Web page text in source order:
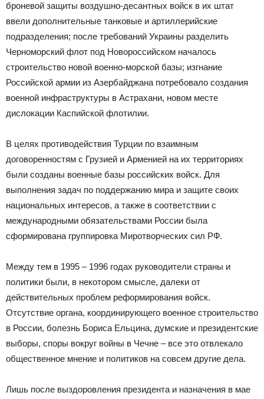
броневой защиты воздушно-десантных войск в их штат
ввели дополнительные танковые и артиллерийские
подразделения; после требований Украины разделить
Черноморский флот под Новороссийском началось
строительство новой военно-морской базы; изгнание
Российской армии из Азербайджана потребовало создания
военной инфраструктуры в Астрахани, новом месте
дислокации Каспийской флотилии.
В целях противодействия Турции по взаимным
договоренностям с Грузией и Арменией на их территориях
были созданы военные базы российских войск. Для
выполнения задач по поддержанию мира и защите своих
национальных интересов, а также в соответствии с
международными обязательствами России была
сформирована группировка Миротворческих сил РФ.
Между тем в 1995 – 1996 годах руководители страны и
политики были, в некотором смысле, далеки от
действительных проблем реформирования войск.
Отсутствие органа, координирующего военное строительство
в России, болезнь Бориса Ельцина, думские и президентские
выборы, споры вокруг войны в Чечне – все это отвлекало
общественное мнение и политиков на совсем другие дела.
Лишь после выздоровления президента и назначения в мае